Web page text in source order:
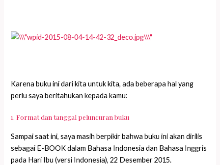
Karena buku ini dari kita untuk kita, ada beberapa hal yang
perlu saya beritahukan kepada kamu:
1. Format dan tanggal peluncuran buku
Sampai saat ini, saya masih berpikir bahwa buku ini akan dirilis
sebagai E-BOOK dalam Bahasa Indonesia dan Bahasa Inggris
pada Hari Ibu (versi Indonesia), 22 Desember 2015.